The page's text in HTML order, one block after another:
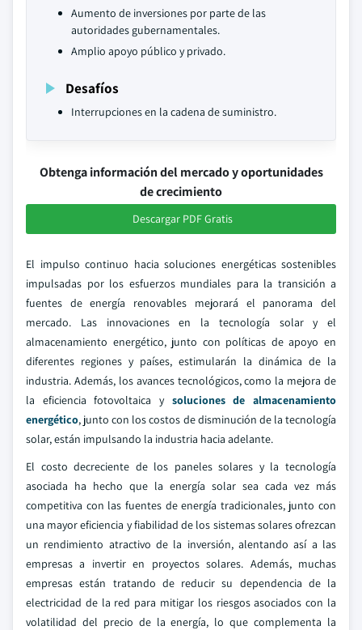
Aumento de inversiones por parte de las
autoridades gubernamentales.
Amplio apoyo público y privado.
Desafíos
Interrupciones en la cadena de suministro.
Obtenga información del mercado y oportunidades
de crecimiento
Descargar PDF Gratis
El impulso continuo hacia soluciones energéticas sostenibles
impulsadas por los esfuerzos mundiales para la transición a
fuentes de energía renovables mejorará el panorama del
mercado. Las innovaciones en la tecnología solar y el
almacenamiento energético, junto con políticas de apoyo en
diferentes regiones y países, estimularán la dinámica de la
industria. Además, los avances tecnológicos, como la mejora de
la eficiencia fotovoltaica y soluciones de almacenamiento
energético, junto con los costos de disminución de la tecnología
solar, están impulsando la industria hacia adelante.
El costo decreciente de los paneles solares y la tecnología
asociada ha hecho que la energía solar sea cada vez más
competitiva con las fuentes de energía tradicionales, junto con
una mayor eficiencia y fiabilidad de los sistemas solares ofrezcan
un rendimiento atractivo de la inversión, alentando así a las
empresas a invertir en proyectos solares. Además, muchas
empresas están tratando de reducir su dependencia de la
electricidad de la red para mitigar los riesgos asociados con la
volatilidad del precio de la energía, lo que complementa la